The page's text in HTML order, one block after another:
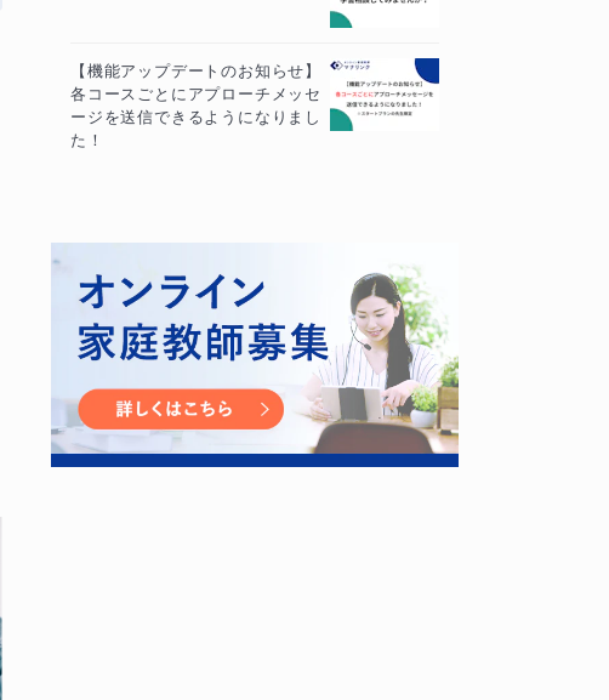
【機能アップデートのお知らせ】
各コースごとにアプローチメッセ
ージを送信できるようになりまし
た！